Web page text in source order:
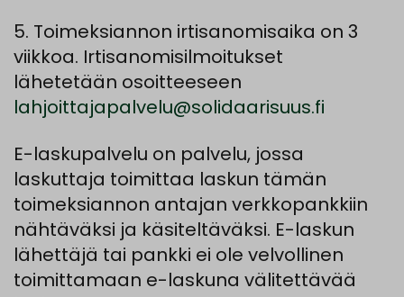
5. Toimeksiannon irtisanomisaika on 3
viikkoa. Irtisanomisilmoitukset
lähetetään osoitteeseen
lahjoittajapalvelu@solidaarisuus.fi
E-laskupalvelu on palvelu, jossa
laskuttaja toimittaa laskun tämän
toimeksiannon antajan verkkopankkiin
nähtäväksi ja käsiteltäväksi. E-laskun
lähettäjä tai pankki ei ole velvollinen
toimittamaan e-laskuna välitettävää